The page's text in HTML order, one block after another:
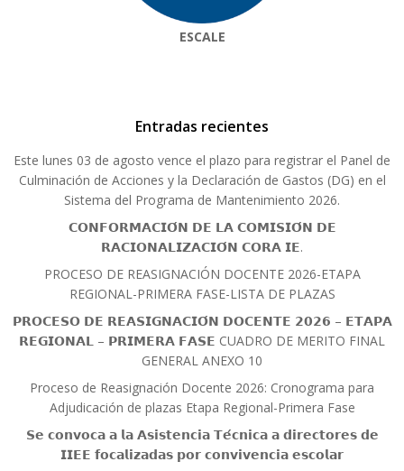
ESCALE
Entradas recientes
Este lunes 03 de agosto vence el plazo para registrar el Panel de
Culminación de Acciones y la Declaración de Gastos (DG) en el
Sistema del Programa de Mantenimiento 2026.
𝗖𝗢𝗡𝗙𝗢𝗥𝗠𝗔𝗖𝗜𝗢́𝗡 𝗗𝗘 𝗟𝗔 𝗖𝗢𝗠𝗜𝗦𝗜𝗢́𝗡 𝗗𝗘
𝗥𝗔𝗖𝗜𝗢𝗡𝗔𝗟𝗜𝗭𝗔𝗖𝗜𝗢́𝗡 𝗖𝗢𝗥𝗔 𝗜𝗘.
PROCESO DE REASIGNACIÓN DOCENTE 2026-ETAPA
REGIONAL-PRIMERA FASE-LISTA DE PLAZAS
𝗣𝗥𝗢𝗖𝗘𝗦𝗢 𝗗𝗘 𝗥𝗘𝗔𝗦𝗜𝗚𝗡𝗔𝗖𝗜𝗢́𝗡 𝗗𝗢𝗖𝗘𝗡𝗧𝗘 𝟮𝟬𝟮𝟲 – 𝗘𝗧𝗔𝗣𝗔
𝗥𝗘𝗚𝗜𝗢𝗡𝗔𝗟 – 𝗣𝗥𝗜𝗠𝗘𝗥𝗔 𝗙𝗔𝗦𝗘 CUADRO DE MERITO FINAL
GENERAL ANEXO 10
Proceso de Reasignación Docente 2026: Cronograma para
Adjudicación de plazas Etapa Regional-Primera Fase
𝗦𝗲 𝗰𝗼𝗻𝘃𝗼𝗰𝗮 𝗮 𝗹𝗮 𝗔𝘀𝗶𝘀𝘁𝗲𝗻𝗰𝗶𝗮 𝗧𝗲́𝗰𝗻𝗶𝗰𝗮 𝗮 𝗱𝗶𝗿𝗲𝗰𝘁𝗼𝗿𝗲𝘀 𝗱𝗲
𝗜𝗜𝗘𝗘 𝗳𝗼𝗰𝗮𝗹𝗶𝘇𝗮𝗱𝗮𝘀 𝗽𝗼𝗿 𝗰𝗼𝗻𝘃𝗶𝘃𝗲𝗻𝗰𝗶𝗮 𝗲𝘀𝗰𝗼𝗹𝗮𝗿